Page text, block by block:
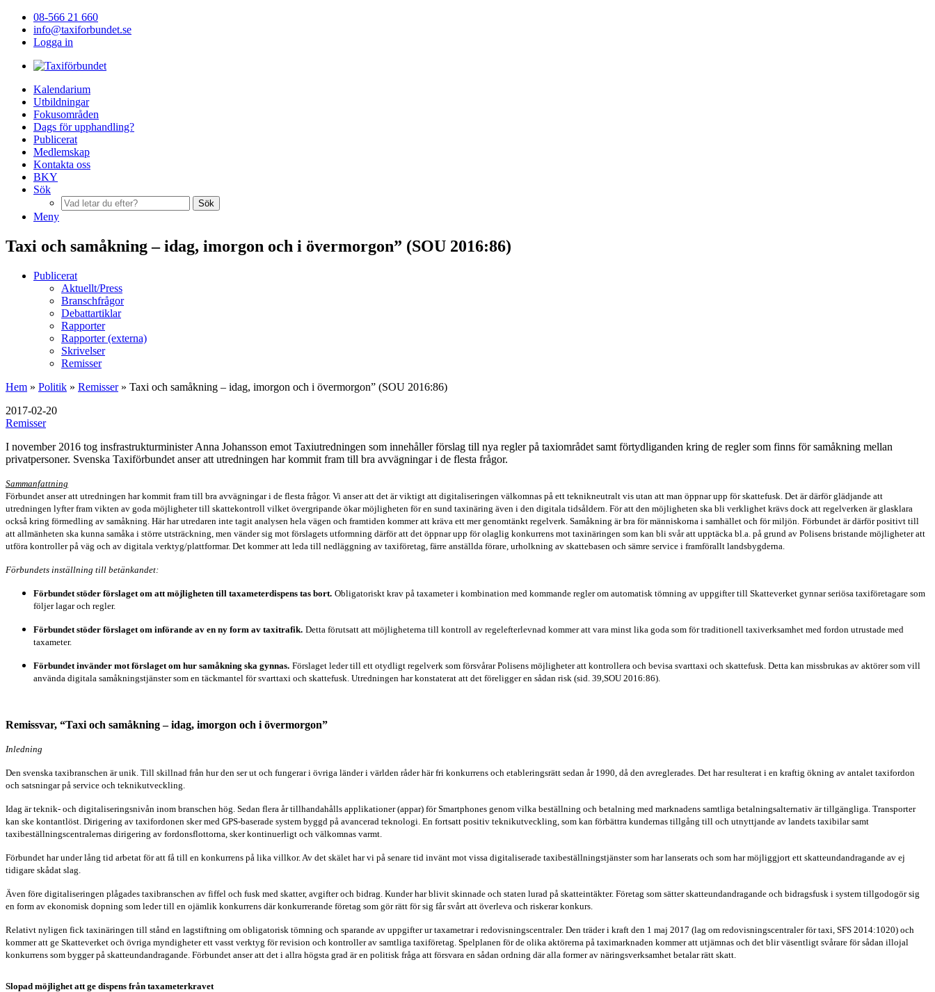
08-566 21 660
info@taxiforbundet.se
Logga in
Kalendarium
Utbildningar
Fokusområden
Dags för upphandling?
Publicerat
Medlemskap
Kontakta oss
BKY
Sök
Sök
Meny
Taxi och samåkning – idag, imorgon och i övermorgon” (SOU 2016:86)
Publicerat
Aktuellt/Press
Branschfrågor
Debattartiklar
Rapporter
Rapporter (externa)
Skrivelser
Remisser
Hem » Politik » Remisser» Taxi och samåkning – idag, imorgon och i övermorgon” (SOU 2016:86)
2017-02-20
Remisser
I november 2016 tog insfrastrukturminister Anna Johansson emot Taxiutredningen som innehåller förslag till nya regler på taxiområdet samt förtydliganden kring de regler som finns för samåkning mellan
privatpersoner. Svenska Taxiförbundet anser att utredningen har kommit fram till bra avvägningar i de flesta frågor.
Sammanfattning
Förbundet anser att utredningen har kommit fram till bra avvägningar i de flesta frågor. Vi anser att det är viktigt att digitaliseringen välkomnas på ett teknikneutralt vis utan att man öppnar upp för skattefusk. Det är därför glädjande att
utredningen lyfter fram vikten av goda möjligheter till skattekontroll vilket övergripande ökar möjligheten för en sund taxinäring även i den digitala tidsåldern. För att den möjligheten ska bli verklighet krävs dock att regelverken är glasklara
också kring förmedling av samåkning. Här har utredaren inte tagit analysen hela vägen och framtiden kommer att kräva ett mer genomtänkt regelverk. Samåkning är bra för människorna i samhället och för miljön. Förbundet är därför positivt till
att allmänheten ska kunna samåka i större utsträckning, men vänder sig mot förslagets utformning därför att det öppnar upp för olaglig konkurrens mot taxinäringen som kan bli svår att upptäcka bl.a. på grund av Polisens bristande möjligheter att
utföra kontroller på väg och av digitala verktyg/plattformar. Det kommer att leda till nedläggning av taxiföretag, färre anställda förare, urholkning av skattebasen och sämre service i framförallt landsbygderna.
Förbundets inställning till betänkandet:
Förbundet stöder förslaget om att möjligheten till taxameterdispens tas bort. Obligatoriskt krav på taxameter i kombination med kommande regler om automatisk tömning av uppgifter till Skatteverket gynnar seriösa taxiföretagare som
följer lagar och regler.
Förbundet stöder förslaget om införande av en ny form av taxitrafik. Detta förutsatt att möjligheterna till kontroll av regelefterlevnad kommer att vara minst lika goda som för traditionell taxiverksamhet med fordon utrustade med
taxameter.
Förbundet invänder mot förslaget om hur samåkning ska gynnas. Förslaget leder till ett otydligt regelverk som försvårar Polisens möjligheter att kontrollera och bevisa svarttaxi och skattefusk. Detta kan missbrukas av aktörer som vill
använda digitala samåkningstjänster som en täckmantel för svarttaxi och skattefusk. Utredningen har konstaterat att det föreligger en sådan risk (sid. 39, SOU 2016:86).
Remissvar, “Taxi och samåkning – idag, imorgon och i övermorgon”
Inledning
Den svenska taxibranschen är unik. Till skillnad från hur den ser ut och fungerar i övriga länder i världen råder här fri konkurrens och etableringsrätt sedan år 1990, då den avreglerades. Det har resulterat i en kraftig ökning av antalet taxifordon
och satsningar på service och teknikutveckling.
Idag är teknik- och digitaliseringsnivån inom branschen hög. Sedan flera år tillhandahålls applikationer (appar) för Smartphones genom vilka beställning och betalning med marknadens samtliga betalningsalternativ är tillgängliga. Transporter
kan ske kontantlöst. Dirigering av taxifordonen sker med GPS-baserade system byggd på avancerad teknologi. En fortsatt positiv teknikutveckling, som kan förbättra kundernas tillgång till och utnyttjande av landets taxibilar samt
taxibeställningscentralernas dirigering av fordonsflottorna, sker kontinuerligt och välkomnas varmt.
Förbundet har under lång tid arbetat för att få till en konkurrens på lika villkor. Av det skälet har vi på senare tid invänt mot vissa digitaliserade taxibeställningstjänster som har lanserats och som har möjliggjort ett skatteundandragande av ej
tidigare skådat slag.
Även före digitaliseringen plågades taxibranschen av fiffel och fusk med skatter, avgifter och bidrag. Kunder har blivit skinnade och staten lurad på skatteintäkter. Företag som sätter skatteundandragande och bidragsfusk i system tillgodogör sig
en form av ekonomisk dopning som leder till en ojämlik konkurrens där konkurrerande företag som gör rätt för sig får svårt att överleva och riskerar konkurs.
Relativt nyligen fick taxinäringen till stånd en lagstiftning om obligatorisk tömning och sparande av uppgifter ur taxametrar i redovisningscentraler. Den träder i kraft den 1 maj 2017 (lag om redovisningscentraler för taxi, SFS 2014:1020) och
kommer att ge Skatteverket och övriga myndigheter ett vasst verktyg för revision och kontroller av samtliga taxiföretag. Spelplanen för de olika aktörerna på taximarknaden kommer att utjämnas och det blir väsentligt svårare för sådan illojal
konkurrens som bygger på skatteundandragande. Förbundet anser att det i allra högsta grad är en politisk fråga att försvara en sådan ordning där alla former av näringsverksamhet betalar rätt skatt.
Slopad möjlighet att ge dispens från taxameterkravet